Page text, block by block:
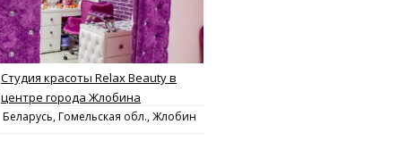
Студия красоты Relax Beauty в
центре города Жлобина
Беларусь, Гомельская обл., Жлобин